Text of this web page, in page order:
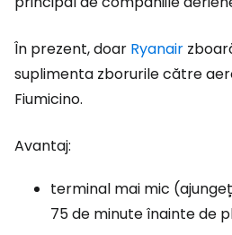
În prezent, doar Ryanair
suplimenta zborurile către
Fiumicino.
Avantaj:
terminal mai mic
75 de minute înainte de